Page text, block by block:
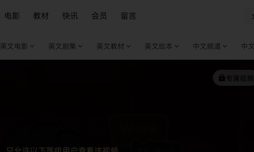
电影 教材 快讯 会员 留言
英文电影 英文剧集 英文教材 英文绘本 中文频道 中
专属视频